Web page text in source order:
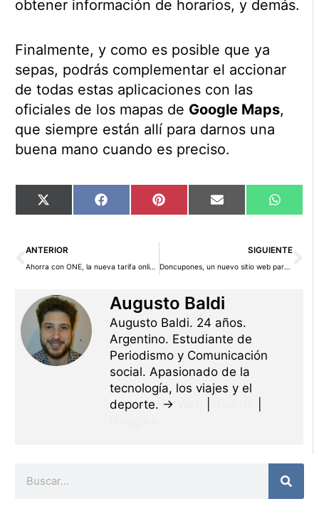
obtener información de horarios, y demás.
Finalmente, y como es posible que ya
sepas, podrás complementar el accionar
de todas estas aplicaciones con las
oficiales de los mapas de Google Maps,
que siempre están allí para darnos una
buena mano cuando es preciso.
Compartir
en
X
(Twitter)
Compartir
en
Facebook Compartir
en
Pinterest Compartir
en
Email
en
Ant
ANTERIOR
Ahorra con ONE, la nueva tarifa online de luz y gas de Endesa
SIGUIENTE
Doncupones, un nuevo sitio web para ahorrar
Augusto Baldi
Augusto Baldi. 24 años.
Argentino. Estudiante de
Periodismo y Comunicación
social. Apasionado de la
tecnología, los viajes y el
deporte. →